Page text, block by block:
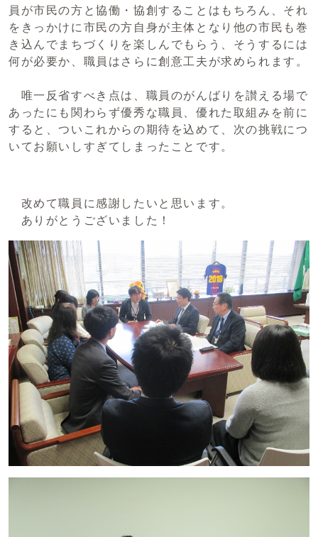
員が市民の方と協働・協創することはもちろん、それ
をきっかけに市民の方自身が主体となり他の市民も巻
き込んでまちづくりを楽しんでもらう、そうするには
何が必要か、職員はさらに創意工夫が求められます。
唯一反省すべき点は、職員のがんばりを讃える場で
あったにも関わらず優秀な職員、優れた取組みを前に
すると、ついこれからの期待を込めて、次の挑戦につ
いてお願いしすぎてしまったことです。
改めて職員に感謝したいと思います。
ありがとうございました！